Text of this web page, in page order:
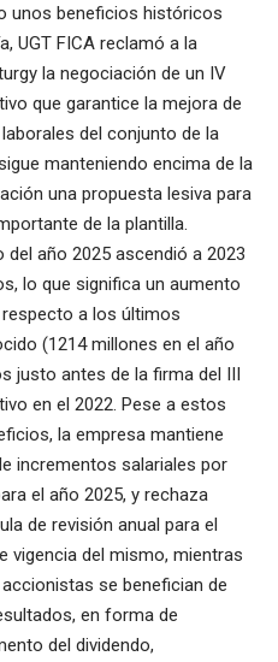
unos beneficios históricos
UGT FICA reclamó a la
la negociación de un IV
que garantice la mejora de
del conjunto de la
manteniendo encima de la
una propuesta lesiva para
de la plantilla.
del año 2025 ascendió a 2023
lo que significa un aumento
respecto a los últimos
(1214 millones en el año
justo antes de la firma del III
en el 2022. Pese a estos
la empresa mantiene
incrementos salariales por
el año 2025, y rechaza
de revisión anual para el
vigencia del mismo, mientras
se benefician de
en forma de
del dividendo,